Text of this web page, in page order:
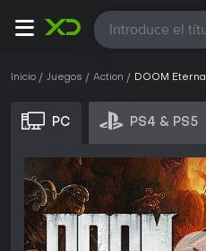
Todas
Inicio Juegos Action DOOM Eternal
PC PS4 & PS5